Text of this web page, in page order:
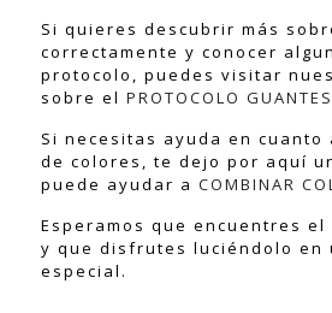
Si quieres descubrir más
correctamente y conocer
protocolo, puedes visitar
sobre el PROTOCOLO GUANTES
Si necesitas ayuda en cuanto
de colores, te dejo por aquí
puede ayudar a COMBINAR
Esperamos que encuentres
y que disfrutes luciéndolo en
especial.